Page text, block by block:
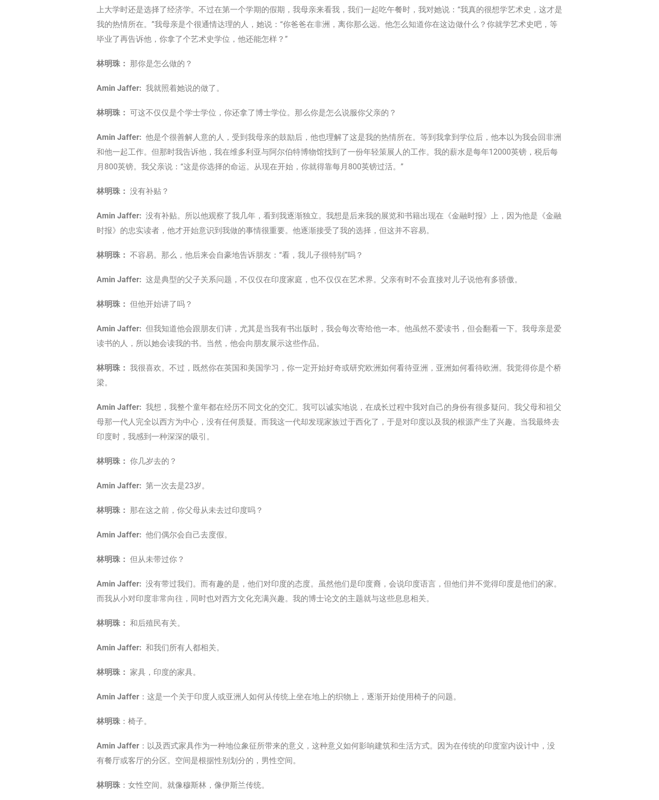
上大学时还是选择了经济学。不过在第一个学期的假期，我母亲来看我，我们一起吃午餐时，我对她说：“我真的很想学艺术史，这才是
我的热情所在。”我母亲是个很通情达理的人，她说：“你爸爸在非洲，离你那么远。他怎么知道你在这边做什么？你就学艺术史吧，等
毕业了再告诉他，你拿了个艺术史学位，他还能怎样？”
林明珠： 那你是怎么做的？
Amin Jaffer: 我就照着她说的做了。
林明珠： 可这不仅仅是个学士学位，你还拿了博士学位。那么你是怎么说服你父亲的？
Amin Jaffer: 他是个很善解人意的人，受到我母亲的鼓励后，他也理解了这是我的热情所在。等到我拿到学位后，他本以为我会回非洲
和他一起工作。但那时我告诉他，我在维多利亚与阿尔伯特博物馆找到了一份年轻策展人的工作。我的薪水是每年12000英镑，税后每
月800英镑。我父亲说：“这是你选择的命运。从现在开始，你就得靠每月800英镑过活。”
林明珠： 没有补贴？
Amin Jaffer: 没有补贴。所以他观察了我几年，看到我逐渐独立。我想是后来我的展览和书籍出现在《金融时报》上，因为他是《金融
时报》的忠实读者，他才开始意识到我做的事情很重要。他逐渐接受了我的选择，但这并不容易。
林明珠： 不容易。那么，他后来会自豪地告诉朋友：“看，我儿子很特别”吗？
Amin Jaffer: 这是典型的父子关系问题，不仅仅在印度家庭，也不仅仅在艺术界。父亲有时不会直接对儿子说他有多骄傲。
林明珠： 但他开始讲了吗？
Amin Jaffer: 但我知道他会跟朋友们讲，尤其是当我有书出版时，我会每次寄给他一本。他虽然不爱读书，但会翻看一下。我母亲是爱
读书的人，所以她会读我的书。当然，他会向朋友展示这些作品。
林明珠： 我很喜欢。不过，既然你在英国和美国学习，你一定开始好奇或研究欧洲如何看待亚洲，亚洲如何看待欧洲。我觉得你是个桥
梁。
Amin Jaffer: 我想，我整个童年都在经历不同文化的交汇。我可以诚实地说，在成长过程中我对自己的身份有很多疑问。我父母和祖父
母那一代人完全以西方为中心，没有任何质疑。而我这一代却发现家族过于西化了，于是对印度以及我的根源产生了兴趣。当我最终去
印度时，我感到一种深深的吸引。
林明珠： 你几岁去的？
Amin Jaffer: 第一次去是23岁。
林明珠： 那在这之前，你父母从未去过印度吗？
Amin Jaffer: 他们偶尔会自己去度假。
林明珠： 但从未带过你？
Amin Jaffer: 没有带过我们。而有趣的是，他们对印度的态度。虽然他们是印度裔，会说印度语言，但他们并不觉得印度是他们的家。
而我从小对印度非常向往，同时也对西方文化充满兴趣。我的博士论文的主题就与这些息息相关。
林明珠： 和后殖民有关。
Amin Jaffer: 和我们所有人都相关。
林明珠： 家具，印度的家具。
Amin Jaffer ：这是一个关于印度人或亚洲人如何从传统上坐在地上的织物上，逐渐开始使用椅子的问题。
林明珠 ：椅子。
Amin Jaffer ：以及西式家具作为一种地位象征所带来的意义，这种意义如何影响建筑和生活方式。因为在传统的印度室内设计中，没
有餐厅或客厅的分区。空间是根据性别划分的，男性空间。
林明珠 ：女性空间。就像穆斯林，像伊斯兰传统。